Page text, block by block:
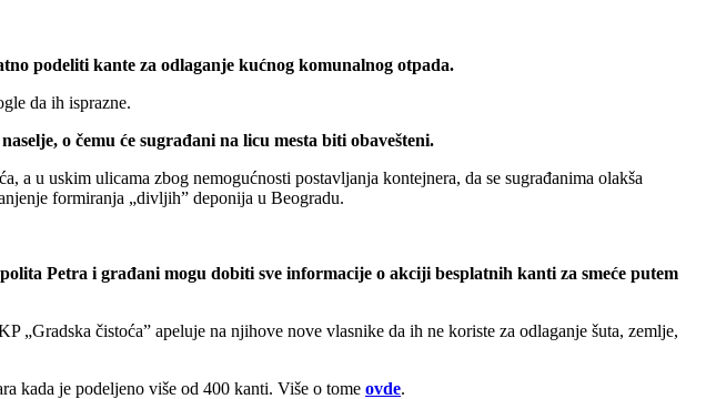
podeliti kante za odlaganje kućnog komunalnog otpada.
da ih isprazne.
o čemu će sugrađani na licu mesta biti obavešteni.
a u uskim ulicama zbog nemogućnosti postavljanja kontejnera, da se sugrađanima olakša
formiranja „divljih” deponija u Beogradu.
Petra i građani mogu dobiti sve informacije o akciji besplatnih kanti za smeće putem
„Gradska čistoća” apeluje na njihove nove vlasnike da ih ne koriste za odlaganje šuta, zemlje,
kada je podeljeno više od 400 kanti. Više o tome ovde.